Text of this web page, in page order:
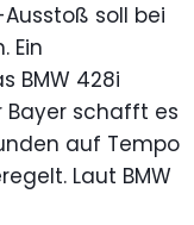
soll bei
Ein
BMW 428i
Bayer schafft es
auf Tempo
Laut BMW